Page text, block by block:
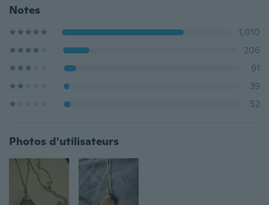
Notes
1,010
206
91
39
52
Photos d'utilisateurs